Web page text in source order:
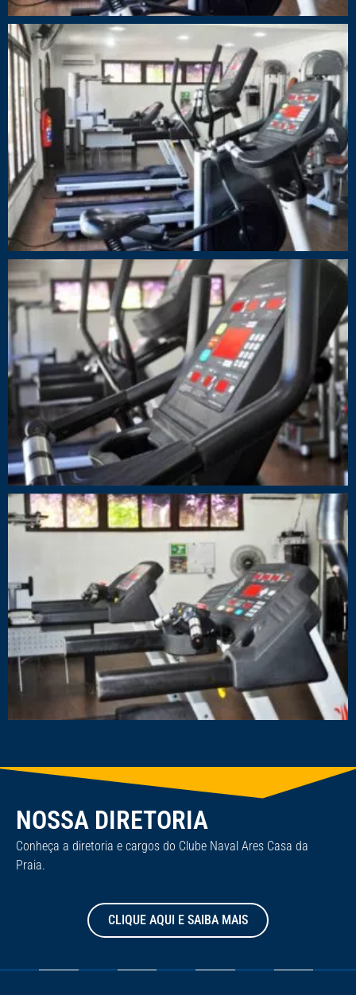
NOSSA DIRETORIA
Conheça a diretoria e cargos do Clube Naval Ares Casa da
Praia.
CLIQUE AQUI E SAIBA MAIS